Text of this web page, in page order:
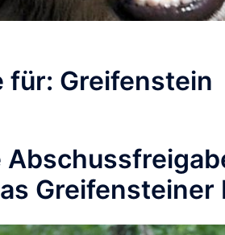
für: Greifenstein
Greifensteiner